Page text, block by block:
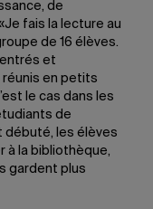
de
fais la lecture au
de 16 élèves.
et
réunis en petits
le cas dans les
de
débuté, les élèves
à la bibliothèque,
gardent plus